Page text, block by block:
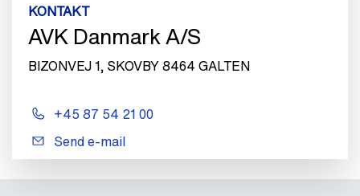
KONTAKT
AVK Danmark A/S
BIZONVEJ 1, SKOVBY 8464 GALTEN
+45 87 54 21 00
Send e-mail